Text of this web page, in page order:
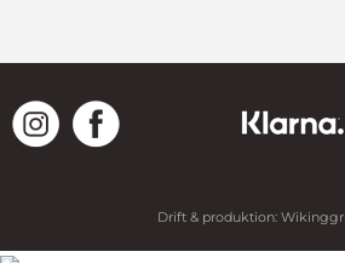
Drift & produktion: